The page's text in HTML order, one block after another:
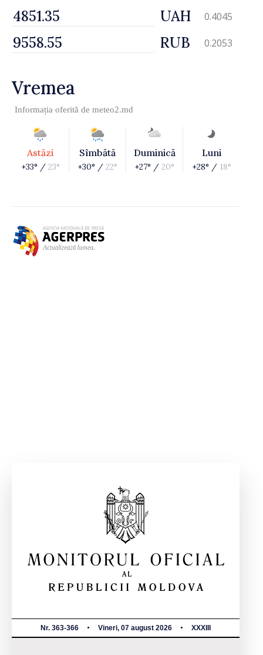
UAH 0.4045
RUB 0.2053
Vremea
Informația oferită de meteo2.md
Astăzi
+33° / 23°
Sîmbătă
+30° / 22°
Duminică
+27° / 20°
Luni
+28° / 18°
Nr. 363-366 Vineri, 07 august 2026 XXXIII